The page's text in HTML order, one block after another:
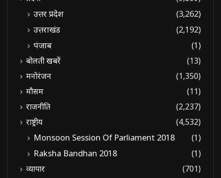
उत्तर प्रदेश
(3,262)
उत्तराखंड
(2,192)
पंजाब
(1)
बोलती खबरें
(13)
मनोरंजन
(1,350)
मौसम
(11)
राजनीति
(2,237)
राष्ट्रीय
(4,532)
Monsoon Session Of Parliament 2018
(1)
Raksha Bandhan 2018
(1)
व्यापार
(701)